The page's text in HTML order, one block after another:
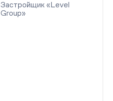
Застройщик «Level
Group»